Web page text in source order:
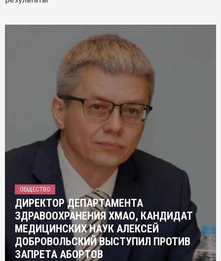
ОБЩЕСТВО
ДИРЕКТОР ДЕПАРТАМЕНТА
ЗДРАВООХРАНЕНИЯ ХМАО, КАНДИДАТ
МЕДИЦИНСКИХ НАУК АЛЕКСЕЙ
ДОБРОВОЛЬСКИЙ ВЫСТУПИЛ ПРОТИВ
ЗАПРЕТА АБОРТОВ